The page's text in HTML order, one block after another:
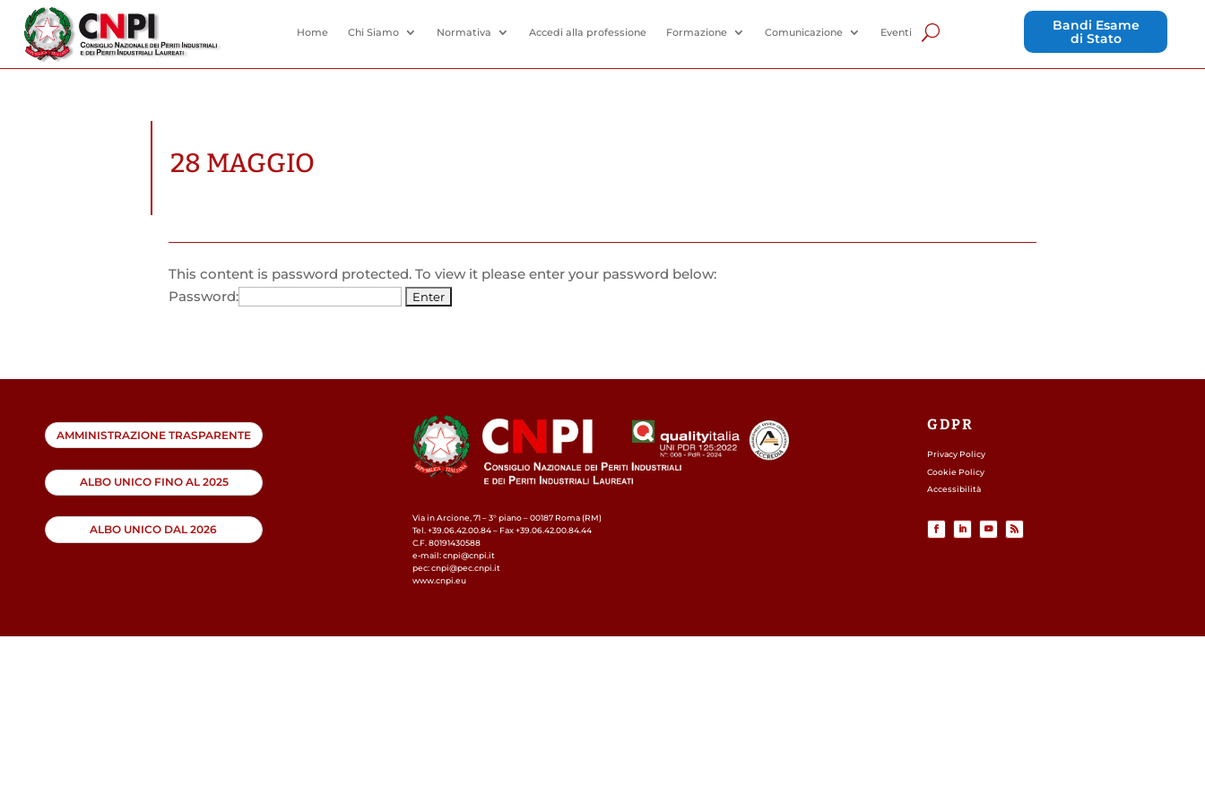
Home Chi Siamo Normativa Accedi alla professione Formazione Comunicazione Eventi
Bandi Esame
di Stato
28 MAGGIO
This content is password protected. To view it please enter your password below:
Password:
AMMINISTRAZIONE TRASPARENTE
ALBO UNICO FINO AL 2025
ALBO UNICO DAL 2026
Via in Arcione, 71 – 3° piano – 00187 Roma (RM)
Tel. +39.06.42.00.84 – Fax +39.06.42.00.84.44
C.F. 80191430588
e-mail: cnpi@cnpi.it
pec: cnpi@pec.cnpi.it
www.cnpi.eu
GDPR
Privacy Policy
Cookie Policy
Accessibilità